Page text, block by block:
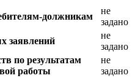
должникам
не
задано
заявлений
не
задано
по результатам
работы
не
задано